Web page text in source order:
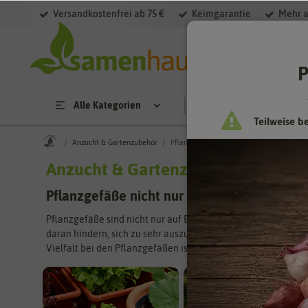
Versandkostenfrei ab 75 € Keimgarantie Mehr
Alle Kategorien
Anzucht & Gartenzubehör Pflanzgefäße
Anzucht & Gartenzubehör
Pflanzgefäße nicht nur für Balkon und
Pflanzgefäße sind nicht nur auf Balkon, Terrasse und im
daran hindern, sich zu sehr auszubreiten. So manches
Vielfalt bei den Pflanzgefäßen ist groß und reicht vom
Filter
Teilweise